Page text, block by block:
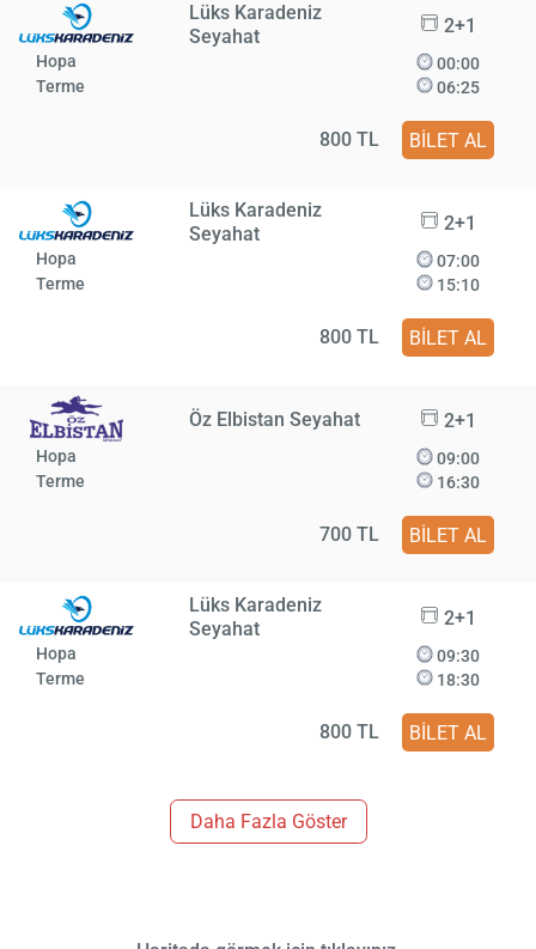
Lüks Karadeniz
Seyahat
2+1
Hopa
Terme
00:00
06:25
800 TL BİLET AL
Lüks Karadeniz
Seyahat
2+1
Hopa
Terme
07:00
15:10
800 TL BİLET AL
Öz Elbistan Seyahat 2+1
Hopa
Terme
09:00
16:30
700 TL BİLET AL
Lüks Karadeniz
Seyahat
2+1
Hopa
Terme
09:30
18:30
800 TL BİLET AL
Daha Fazla Göster